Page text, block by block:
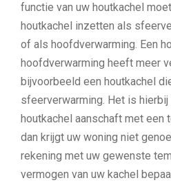
functie van uw houtkachel
houtkachel inzetten als
of als hoofdverwarming. Een
hoofdverwarming heeft meer
bijvoorbeeld een houtkachel
sfeerverwarming. Het is hierbij
houtkachel aanschaft met een
dan krijgt uw woning niet
rekening met uw gewenste
vermogen van uw kachel